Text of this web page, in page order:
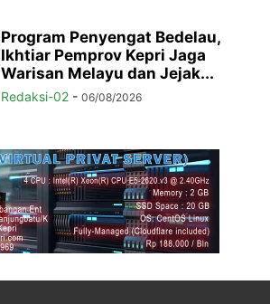
Program Penyengat Bedelau,
Ikhtiar Pemprov Kepri Jaga
Warisan Melayu dan Jejak...
Redaksi-02 - 06/08/2026